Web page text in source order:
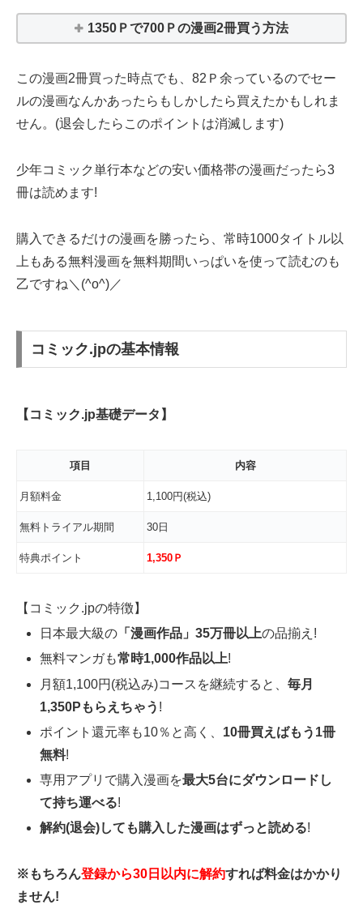
1350Ｐで700Ｐの漫画2冊買う方法
この漫画2冊買った時点でも、82Ｐ余っているのでセー
ルの漫画なんかあったらもしかしたら買えたかもしれま
せん。(退会したらこのポイントは消滅します)
少年コミック単行本などの安い価格帯の漫画だったら3
冊は読めます!
購入できるだけの漫画を勝ったら、常時1000タイトル以
上もある無料漫画を無料期間いっぱいを使って読むのも
乙ですね＼(^o^)／
コミック.jpの基本情報
【コミック.jp基礎データ】
項目 内容
月額料金 1,100円(税込)
無料トライアル期間 30日
特典ポイント 1,350Ｐ
【コミック.jpの特徴】
日本最大級の 「漫画作品」35万冊以上の品揃え!
無料マンガも常時1,000作品以上!
月額1,100円(税込み)コースを継続すると、毎月
1,350Pもらえちゃう !
ポイント還元率も10％と高く、 10冊買えばもう1冊
無料!
専用アプリで購入漫画を最大5台にダウンロードし
て持ち運べる!
解約(退会)しても購入した漫画はずっと読める!
※もちろん登録から30日以内に解約すれば料金はかかり
ません!